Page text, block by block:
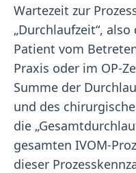
Wartezeit zur
„Durchlaufzeit“,
Patient vom
Praxis oder im OP-
Summe der
und des
die
gesamten IVOM-
dieser